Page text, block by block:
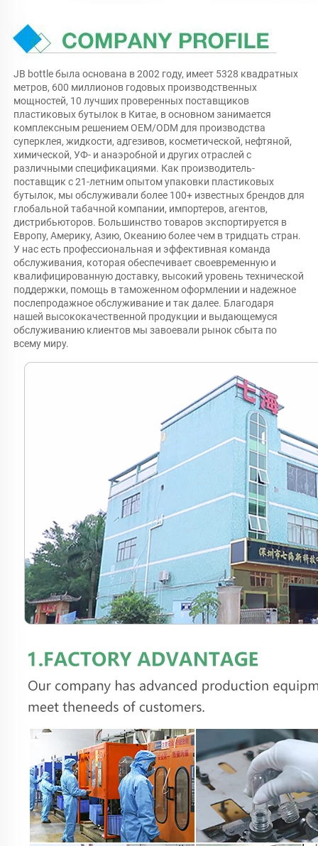
JB bottle была основана в 2002 году, имеет 5328 квадратных
метров, 600 миллионов годовых производственных
мощностей, 10 лучших проверенных поставщиков
пластиковых бутылок в Китае, в основном занимается
комплексным решением OEM/ODM для производства
суперклея, жидкости, адгезивов, косметической, нефтяной,
химической, УФ- и анаэробной и других отраслей с
различными спецификациями. Как производитель-
поставщик с 21-летним опытом упаковки пластиковых
бутылок, мы обслуживали более 100+ известных брендов для
глобальной табачной компании, импортеров, агентов,
дистрибьюторов. Большинство товаров экспортируется в
Европу, Америку, Азию, Океанию более чем в тридцать стран.
У нас есть профессиональная и эффективная команда
обслуживания, которая обеспечивает своевременную и
квалифицированную доставку, высокий уровень технической
поддержки, помощь в таможенном оформлении и надежное
послепродажное обслуживание и так далее. Благодаря
нашей высококачественной продукции и выдающемуся
обслуживанию клиентов мы завоевали рынок сбыта по
всему миру.